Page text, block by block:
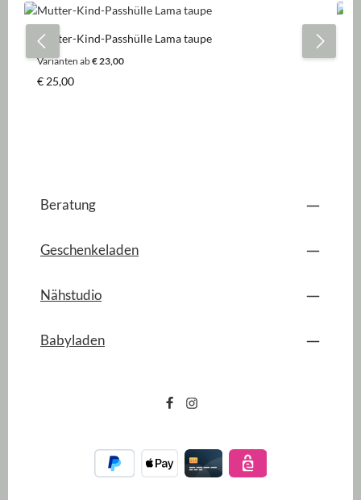
Mutter-Kind-Passhülle Lama taupe
Varianten ab€ 23,00
Regulärer Preis:
€ 25,00
Beratung
Geschenkeladen
Nähstudio
Babyladen